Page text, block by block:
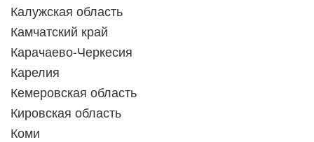
Калужская область
Камчатский край
Карачаево-Черкесия
Карелия
Кемеровская область
Кировская область
Коми